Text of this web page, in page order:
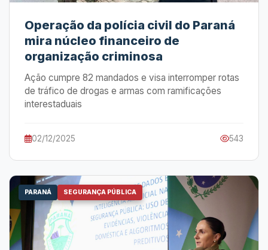
Operação da polícia civil do Paraná
mira núcleo financeiro de
organização criminosa
Ação cumpre 82 mandados e visa interromper rotas
de tráfico de drogas e armas com ramificações
interestaduais
02/12/2025 543
PARANÁ SEGURANÇA PÚBLICA